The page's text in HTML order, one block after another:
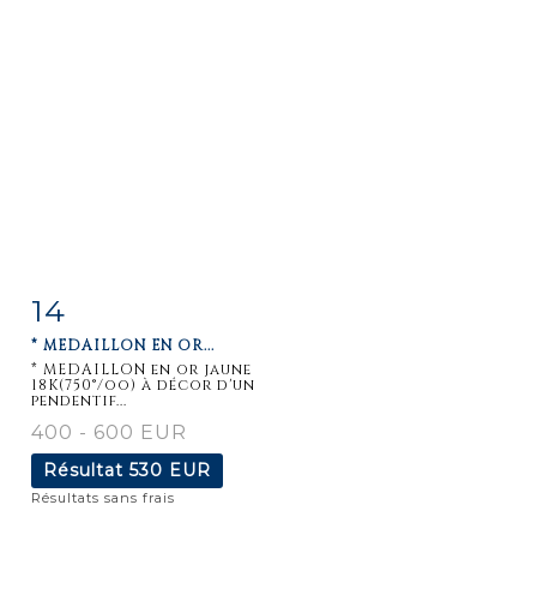
détaillée
14
* MEDAILLON EN OR...
* MEDAILLON en or jaune
18K(750°/oo) à décor d'un
pendentif...
400 - 600 EUR
Résultat 530 EUR
Résultats sans frais